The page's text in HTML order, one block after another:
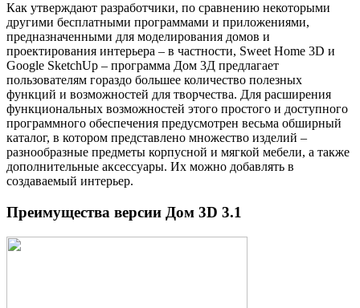
Как утверждают разработчики, по сравнению некоторыми
другими бесплатными программами и приложениями,
предназначенными для моделирования домов и
проектирования интерьера – в частности, Sweet Home 3D и
Google SketchUp – программа Дом 3Д предлагает
пользователям гораздо большее количество полезных
функций и возможностей для творчества. Для расширения
функциональных возможностей этого простого и доступного
программного обеспечения предусмотрен весьма обширный
каталог, в котором представлено множество изделий –
разнообразные предметы корпусной и мягкой мебели, а также
дополнительные аксессуары. Их можно добавлять в
создаваемый интерьер.
Преимущества версии Дом 3D 3.1